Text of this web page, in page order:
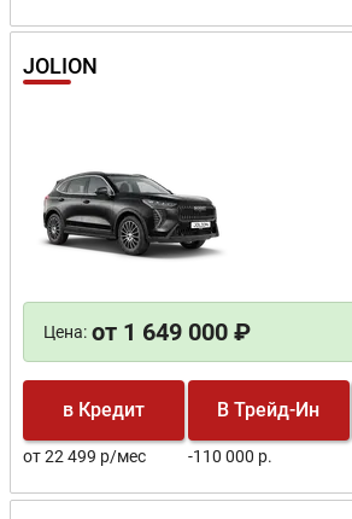
JOLION
Цена: от 1 649 000 ₽
в Кредит
от 22 499 р/мес
В Трейд-Ин
-110 000 р.